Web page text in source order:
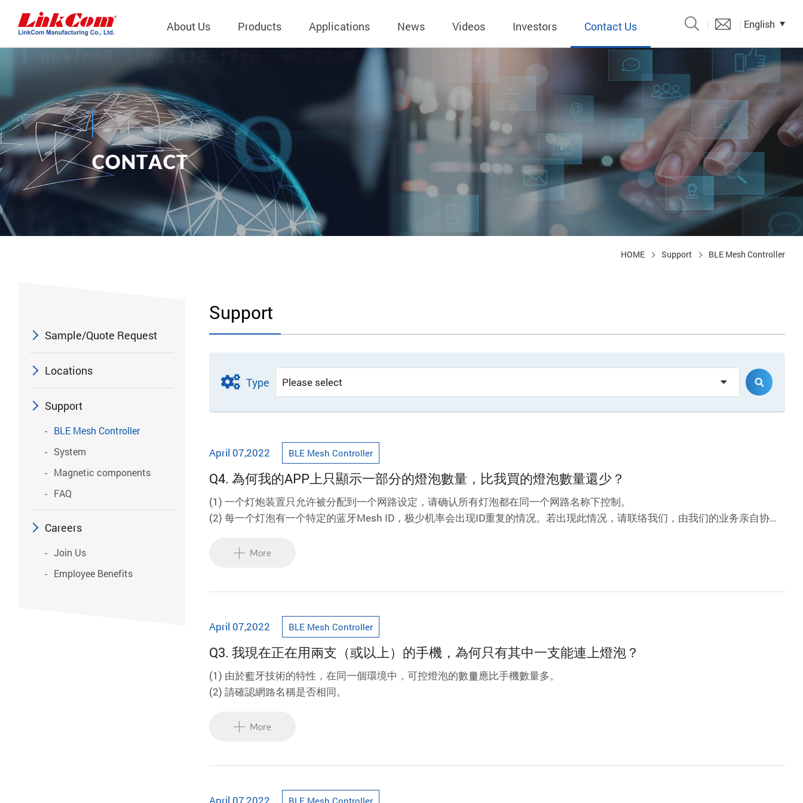
About Us Products
Telecom
LAN Transformers
Power Magnetics
PLC Transformers
RF Magnetics
Inductors
Qi1.x Wireless Charger
Qi2.2 Wireless TX Module
Qi2.0 Wireless TX Module
Qi1.x Wireless TX Module
Wireless Qi1.x RX
Module
LED Driver
AC-DC
Low Voltage AC Input
Catalogue
Applications News Videos Investors
Company Overview
Company Governing
Structure
Important Internal
Regulations
Internal Audit
獨立董事溝通情形
Operating Income
Financial Reports
Investor Conference
Stock Quotes
Dividend History
Spokesperson
利害關係人關注議題、溝
通管道與回應情形
外部信箱(含利害關係人)
的執行溝通情形
Contact Us English
CONTACT
Contact Us
HOME Support BLE Mesh Controller
Sample/Quote Request
Locations
Support
BLE Mesh Controller
System
Magnetic components
FAQ
Careers
Join Us
Employee Benefits
Support
Type
April 07,2022 BLE Mesh Controller
Q4. 為何我的APP上只顯示一部分的燈泡數量，比我買的燈泡數量還少？
(1) 一个灯炮装置只允许被分配到一个网路设定，请确认所有灯泡都在同一个网路名称下控制。
(2) 每一个灯泡有一个特定的蓝牙Mesh ID，极少机率会出现ID重复的情况。若出现此情况，请联络我们，由我们的业务亲自协助
More
April 07,2022 BLE Mesh Controller
Q3. 我現在正在用兩支（或以上）的手機，為何只有其中一支能連上燈泡？
(1) 由於藍牙技術的特性，在同一個環境中，可控燈泡的數量應比手機數量多。
(2) 請確認網路名稱是否相同。
More
BLE Mesh Controller